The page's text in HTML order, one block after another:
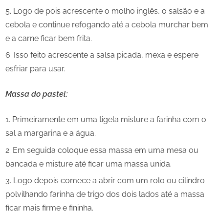
Logo de pois acrescente o molho inglês, o salsão e a
cebola e continue refogando até a cebola murchar bem
e a carne ficar bem frita.
Isso feito acrescente a salsa picada, mexa e espere
esfriar para usar.
Massa do pastel:
Primeiramente em uma tigela misture a farinha com o
sal a margarina e a água.
Em seguida coloque essa massa em uma mesa ou
bancada e misture até ficar uma massa unida.
Logo depois comece a abrir com um rolo ou cilindro
polvilhando farinha de trigo dos dois lados até a massa
ficar mais firme e fininha.